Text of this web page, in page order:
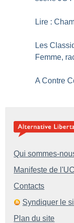
Lire :
Les
Femme,
A Contre
Qui sommes-
Manifeste de
Contacts
Syndiquer le
Plan du site